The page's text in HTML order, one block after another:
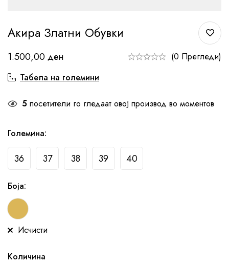
Акира Златни Обувки
1.500,00ден
(0 Прегледи)
Табела на големини
5 посетители го гледаат овој производ во моментов
Големина:
36 37 38 39 40
Боја:
Исчисти
Количина